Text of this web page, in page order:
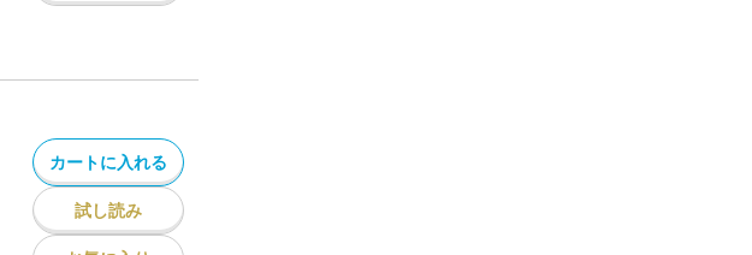
カートに入れる
試し読み